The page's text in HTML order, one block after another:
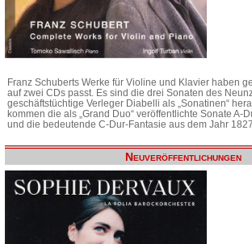
Franz Schuberts Werke für Violine und Klavier haben
auf zwei CDs passt. Es sind die drei Sonaten des
geschäftstüchtige Verleger Diabelli als „Sonatinen“
kommen die als „Grand Duo“ veröffentlichte Sonate A-
und die bedeutende C-Dur-Fantasie aus dem Jahr 1827.
Neuveröffentlichungen